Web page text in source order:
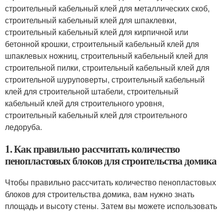
строительный кабельный клей для металлических скоб,
строительный кабельный клей для шпаклевки,
строительный кабельный клей для кирпичной или
бетонной крошки, строительный кабельный клей для
шпаклевых ножниц, строительный кабельный клей для
строительной пилки, строительный кабельный клей для
строительной шуруповерты, строительный кабельный
клей для строительной штабели, строительный
кабельный клей для строительного уровня,
строительный кабельный клей для строительного
ледоруба.
1. Как правильно рассчитать количество
пенопластовых блоков для строительства домика
Чтобы правильно рассчитать количество пенопластовых
блоков для строительства домика, вам нужно знать
площадь и высоту стены. Затем вы можете использовать